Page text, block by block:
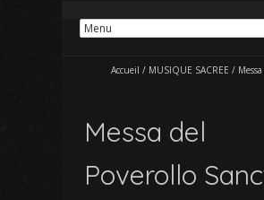
Accueil / MUSIQUE SACREE /
Messa del
Poverollo